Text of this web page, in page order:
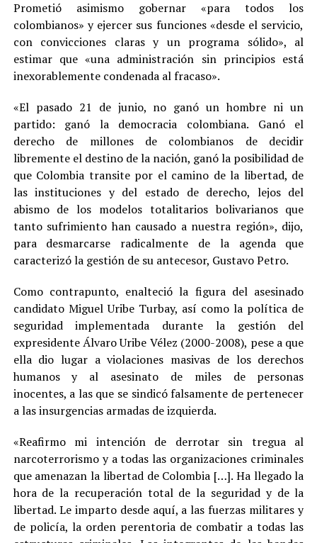
Prometió asimismo gobernar «para todos los
colombianos» y ejercer sus funciones «desde el servicio,
con convicciones claras y un programa sólido», al
estimar que «una administración sin principios está
inexorablemente condenada al fracaso».
«El pasado 21 de junio, no ganó un hombre ni un
partido: ganó la democracia colombiana. Ganó el
derecho de millones de colombianos de decidir
libremente el destino de la nación, ganó la posibilidad de
que Colombia transite por el camino de la libertad, de
las instituciones y del estado de derecho, lejos del
abismo de los modelos totalitarios bolivarianos que
tanto sufrimiento han causado a nuestra región», dijo,
para desmarcarse radicalmente de la agenda que
caracterizó la gestión de su antecesor, Gustavo Petro.
Como contrapunto, enalteció la figura del asesinado
candidato Miguel Uribe Turbay, así como la política de
seguridad implementada durante la gestión del
expresidente Álvaro Uribe Vélez (2000-2008), pese a que
ella dio lugar a violaciones masivas de los derechos
humanos y al asesinato de miles de personas
inocentes, a las que se sindicó falsamente de pertenecer
a las insurgencias armadas de izquierda.
«Reafirmo mi intención de derrotar sin tregua al
narcoterrorismo y a todas las organizaciones criminales
que amenazan la libertad de Colombia […]. Ha llegado la
hora de la recuperación total de la seguridad y de la
libertad. Le imparto desde aquí, a las fuerzas militares y
de policía, la orden perentoria de combatir a todas las